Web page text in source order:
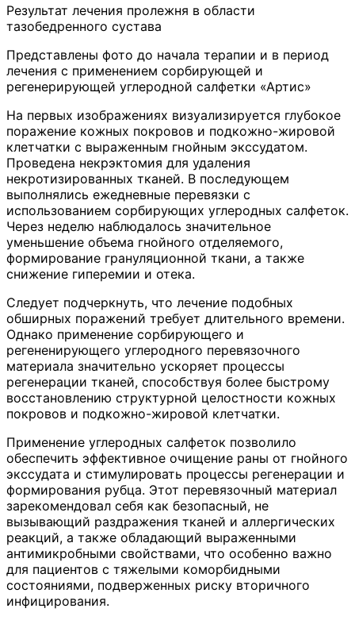
Результат лечения пролежня в области
тазобедренного сустава
Представлены фото до начала терапии и в период
лечения с применением сорбирующей и
регенерирующей углеродной салфетки «Артис»
На первых изображениях визуализируется глубокое
поражение кожных покровов и подкожно-жировой
клетчатки с выраженным гнойным экссудатом.
Проведена некрэктомия для удаления
некротизированных тканей. В последующем
выполнялись ежедневные перевязки с
использованием сорбирующих углеродных салфеток.
Через неделю наблюдалось значительное
уменьшение объема гнойного отделяемого,
формирование грануляционной ткани, а также
снижение гиперемии и отека.
Следует подчеркнуть, что лечение подобных
обширных поражений требует длительного времени.
Однако применение сорбирующего и
регененирующего углеродного перевязочного
материала значительно ускоряет процессы
регенерации тканей, способствуя более быстрому
восстановлению структурной целостности кожных
покровов и подкожно-жировой клетчатки.
Применение углеродных салфеток позволило
обеспечить эффективное очищение раны от гнойного
экссудата и стимулировать процессы регенерации и
формирования рубца. Этот перевязочный материал
зарекомендовал себя как безопасный, не
вызывающий раздражения тканей и аллергических
реакций, а также обладающий выраженными
антимикробными свойствами, что особенно важно
для пациентов с тяжелыми коморбидными
состояниями, подверженных риску вторичного
инфицирования.